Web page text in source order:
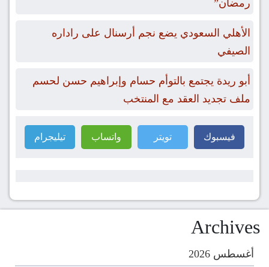
رمضان”
الأهلي السعودي يضع نجم أرسنال على راداره
الصيفي
أبو ريدة يجتمع بالتوأم حسام وإبراهيم حسن لحسم
ملف تجديد العقد مع المنتخب
فيسبوك تويتر واتساب تيليجرام
Archives
أغسطس 2026